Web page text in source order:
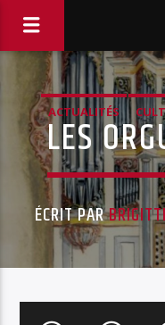
ACTUALITÉS
LES
ÉCRIT PAR